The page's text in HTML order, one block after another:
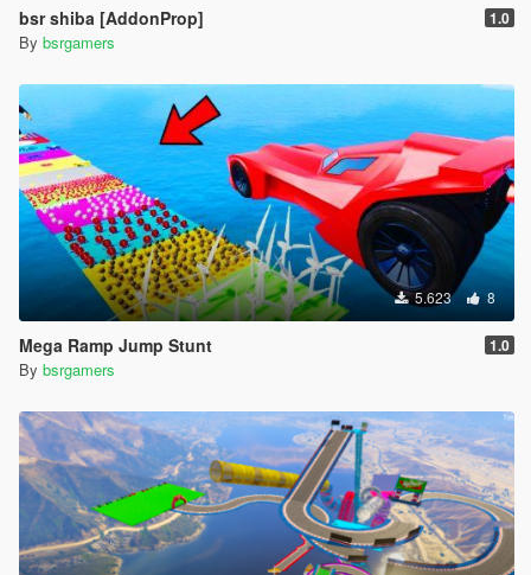
bsr shiba [AddonProp] 1.0
By bsrgamers
5.623 8
Mega Ramp Jump Stunt 1.0
By bsrgamers